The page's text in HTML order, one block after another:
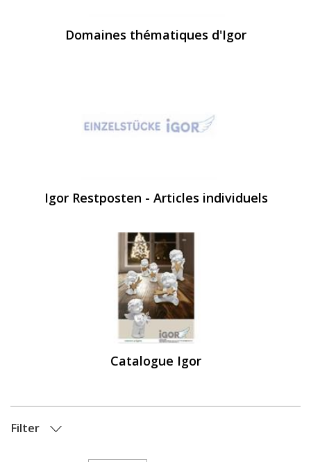
Domaines thématiques d'Igor
Igor Restposten - Articles individuels
Catalogue Igor
Filter